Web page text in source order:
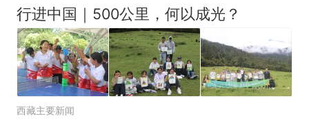
行进中国｜500公里，何以成光？
西藏主要新闻